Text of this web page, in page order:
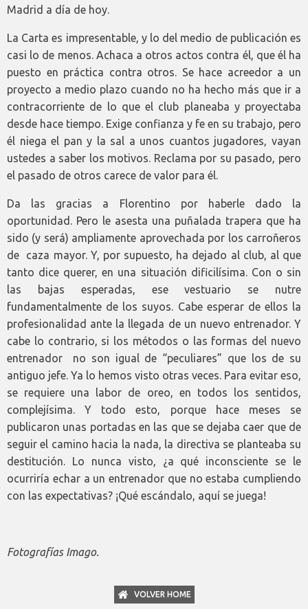
Madrid a día de hoy.
La Carta es impresentable, y lo del medio de publicación es
casi lo de menos. Achaca a otros actos contra él, que él ha
puesto en práctica contra otros. Se hace acreedor a un
proyecto a medio plazo cuando no ha hecho más que ir a
contracorriente de lo que el club planeaba y proyectaba
desde hace tiempo. Exige confianza y fe en su trabajo, pero
él niega el pan y la sal a unos cuantos jugadores, vayan
ustedes a saber los motivos. Reclama por su pasado, pero
el pasado de otros carece de valor para él.
Da las gracias a Florentino por haberle dado la
oportunidad. Pero le asesta una puñalada trapera que ha
sido (y será) ampliamente aprovechada por los carroñeros
de caza mayor. Y, por supuesto, ha dejado al club, al que
tanto dice querer, en una situación dificilísima. Con o sin
las bajas esperadas, ese vestuario se nutre
fundamentalmente de los suyos. Cabe esperar de ellos la
profesionalidad ante la llegada de un nuevo entrenador. Y
cabe lo contrario, si los métodos o las formas del nuevo
entrenador no son igual de “peculiares” que los de su
antiguo jefe. Ya lo hemos visto otras veces. Para evitar eso,
se requiere una labor de oreo, en todos los sentidos,
complejísima. Y todo esto, porque hace meses se
publicaron unas portadas en las que se dejaba caer que de
seguir el camino hacia la nada, la directiva se planteaba su
destitución. Lo nunca visto, ¿a qué inconsciente se le
ocurriría echar a un entrenador que no estaba cumpliendo
con las expectativas? ¡Qué escándalo, aquí se juega!
Fotografías Imago.
VOLVER HOME